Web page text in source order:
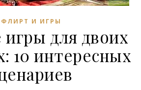
ФЛИРТ И ИГРЫ
для двоих
10 интересных